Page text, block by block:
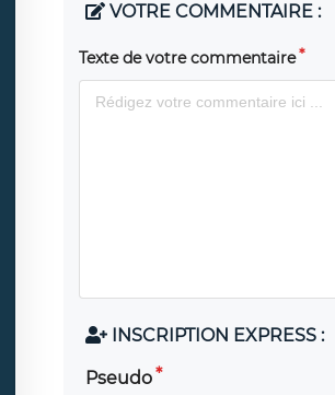
VOTRE COMMENTAIRE :
Texte de votre commentaire
INSCRIPTION EXPRESS :
Pseudo